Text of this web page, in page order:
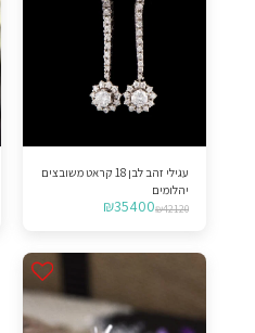
עגילי זהב לבן 18 קראט משובצים
יהלומים
₪42120
₪35400